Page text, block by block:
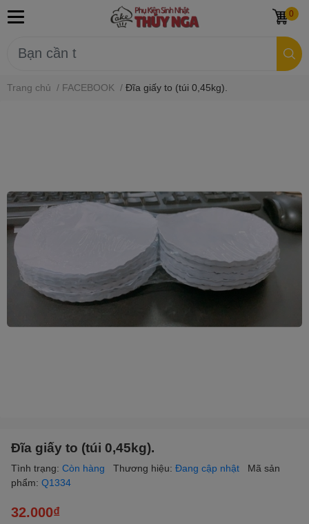
0
Trang chủ / FACEBOOK / Đĩa giấy to (túi 0,45kg).
Đĩa giấy to (túi 0,45kg).
Tình trạng: Còn hàng Thương hiệu: Đang cập nhật
Mã sản
phẩm: Q1334
32.000₫